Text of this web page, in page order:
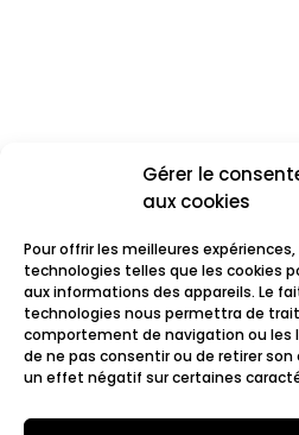
Gérer le
aux cookies
Pour offrir les meilleures
technologies telles que les cookies
aux informations des appareils. Le
technologies nous permettra de
comportement de navigation ou les
de ne pas consentir ou de retirer
un effet négatif sur certaines
Chris Gonzales